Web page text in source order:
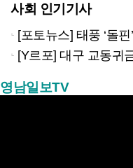
사회 인기기사
[포토뉴스] 태풍 ‘돌핀
[Y르포] 대구 교동귀금속거리, ‘랩 다이아’ 특수로
영남일보TV